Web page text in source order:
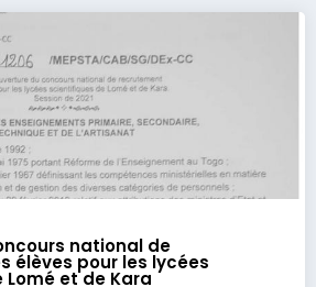
national de
élèves pour les lycées
et de Kara